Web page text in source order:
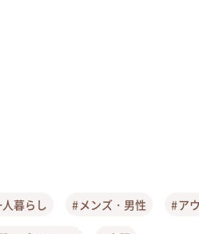
暮らし #メンズ・男性 #ア